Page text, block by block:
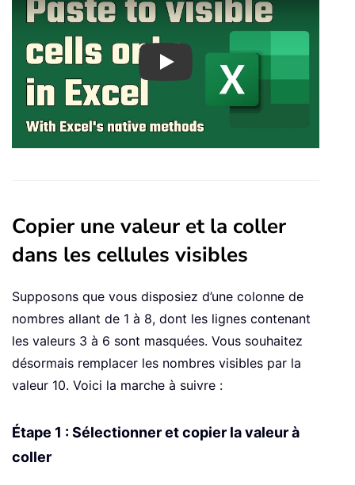
Play
Copier une valeur et la coller
dans les cellules visibles
Supposons que vous disposiez d’une colonne de
nombres allant de 1 à 8, dont les lignes contenant
les valeurs 3 à 6 sont masquées. Vous souhaitez
désormais remplacer les nombres visibles par la
valeur 10. Voici la marche à suivre :
Étape 1 : Sélectionner et copier la valeur à
coller